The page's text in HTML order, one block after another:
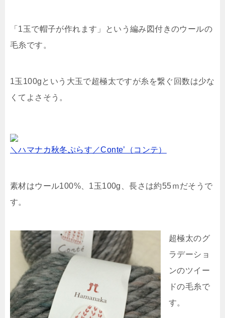
「1玉で帽子が作れます」という編み図付きのウールの
毛糸です。
1玉100gという大玉で超極太ですが糸を繋ぐ回数は少な
くてよさそう。
＼ハマナカ秋冬ぷらす／Conte’（コンテ）
素材はウール100%、1玉100g、長さは約55ｍだそうで
す。
超極太のグ
ラデーショ
ンのツイー
ドの毛糸で
す。